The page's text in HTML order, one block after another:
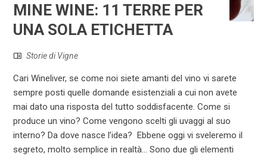
MINE WINE: 11 TERRE PER
UNA SOLA ETICHETTA
Storie di Vigne
Cari Wineliver, se come noi siete amanti del vino vi sarete
sempre posti quelle domande esistenziali a cui non avete
mai dato una risposta del tutto soddisfacente. Come si
produce un vino? Come vengono scelti gli uvaggi al suo
interno? Da dove nasce l’idea? Ebbene oggi vi sveleremo il
segreto, molto semplice in realtà… Sono due gli elementi